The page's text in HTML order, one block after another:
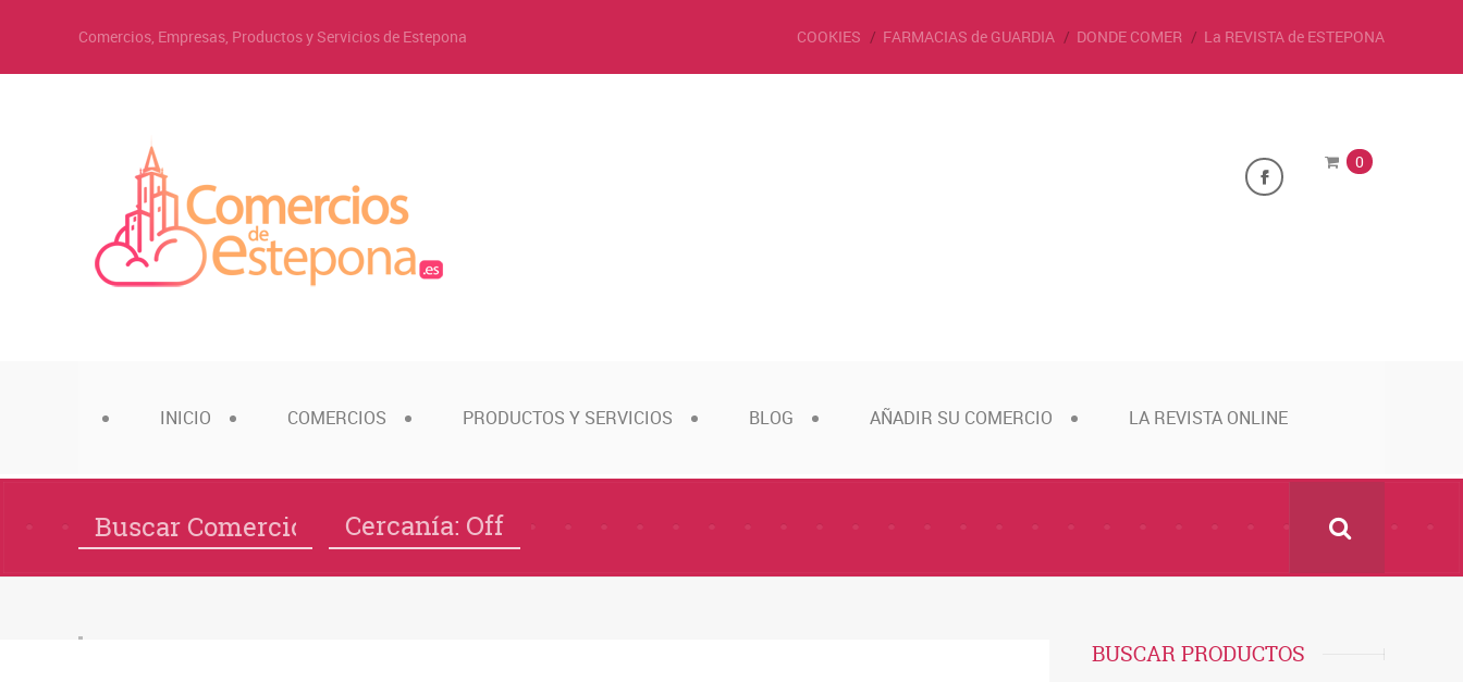
Comercios, Empresas, Productos y Servicios de Estepona COOKIES FARMACIAS de GUARDIA DONDE COMER La REVISTA de ESTEPONA
0
INICIO COMERCIOS PRODUCTOS Y SERVICIOS BLOG AÑADIR SU COMERCIO LA REVISTA ONLINE
Cercanía: Off
BUSCAR PRODUCTOS